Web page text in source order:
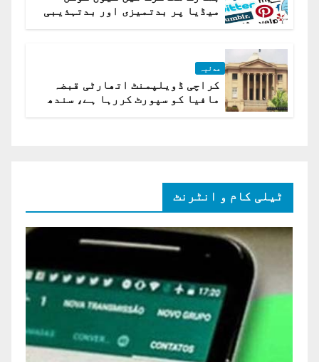
میڈیا پر بدتمیزی اور بدتہذیبی
عدلیہ
کراچی ڈویلپمنٹ اتھارٹی قبضہ
مافیا کو سپورٹ کررہا ہے، سندھ
ٹیلی کام و انٹرنٹ